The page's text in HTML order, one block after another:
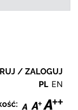
/ ZALOGUJ
PL EN